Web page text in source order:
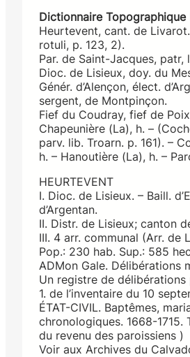
Dictionnaire
Heurtevent, cant. de
rotuli, p. 123, 2).
Par. de Saint-Jacques, patr,
Dioc. de Lisieux, doy. du
Génér. d’Alençon, élect.
sergent, de Montpinçon.
Fief du Coudray, fief de
Chapeunière (La), h. –
parv. lib. Troarn. p. 161). –
h. – Hanoutière (La), h. –
HEURTEVENT
I. Dioc. de Lisieux. – Baill.
d’Argentan.
II. Distr. de Lisieux; canton
III. 4 arr. communal (Arr.
Pop.: 230 hab. Sup.: 585
ADMon Gale. Délibérations
Un registre de délibérations
1. de l’inventaire du 10
ÉTAT-CIVIL. Baptêmes,
chronologiques. 1668-1715.
du revenu des paroissiens )
Voir aux Archives du